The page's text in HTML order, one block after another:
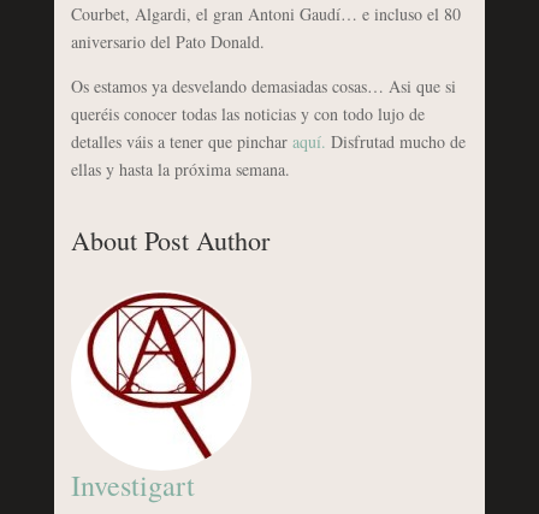
Courbet, Algardi, el gran Antoni Gaudí… e incluso el 80
aniversario del Pato Donald.
Os estamos ya desvelando demasiadas cosas… Asi que si
queréis conocer todas las noticias y con todo lujo de
detalles váis a tener que pincharaquí. Disfrutad mucho de
ellas y hasta la próxima semana.
About Post Author
Investigart